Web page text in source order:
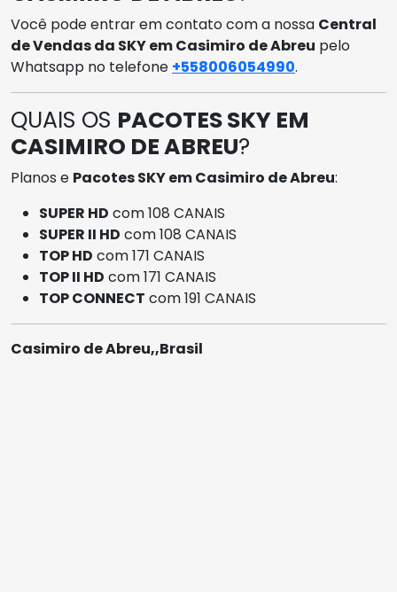
Você pode entrar em contato com a nossa Central
de Vendas da SKY em Casimiro de Abreu pelo
Whatsapp no telefone +558006054990.
QUAIS OS PACOTES SKY EM
CASIMIRO DE ABREU?
Planos e Pacotes SKY em Casimiro de Abreu:
SUPER HD com 108 CANAIS
SUPER II HD com 108 CANAIS
TOP HD com 171 CANAIS
TOP II HD com 171 CANAIS
TOP CONNECT com 191 CANAIS
Casimiro de Abreu,,Brasil